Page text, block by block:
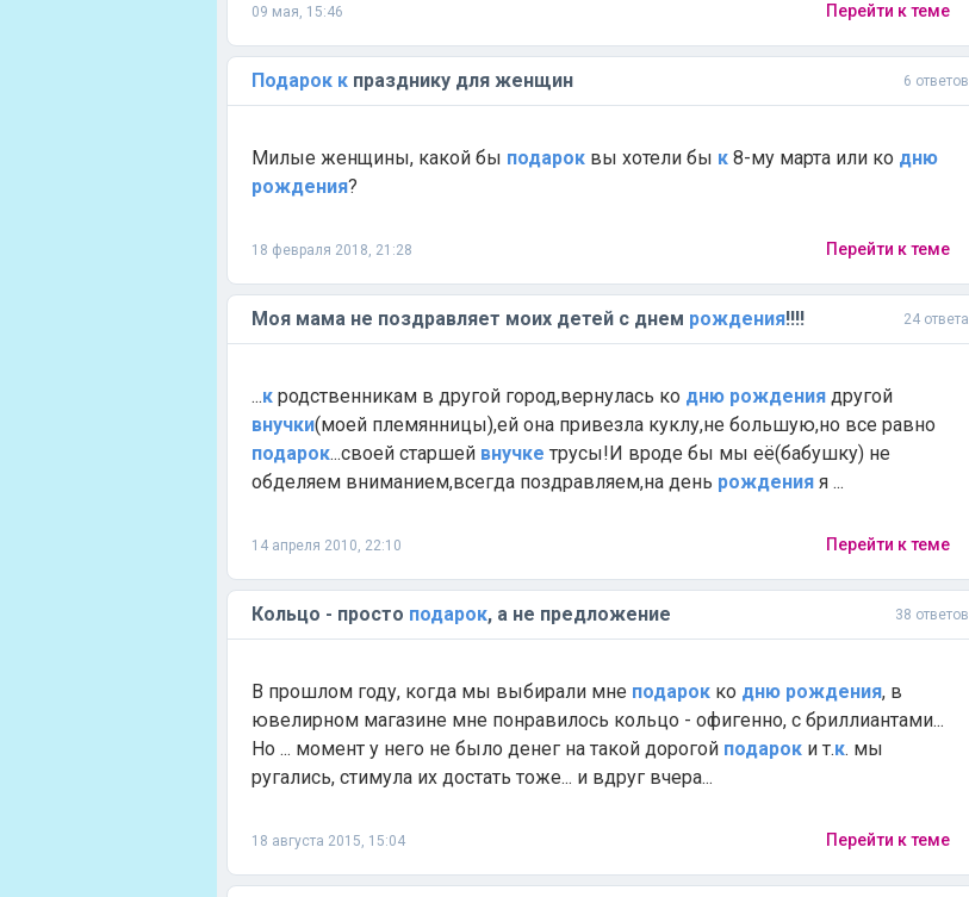
09 мая, 15:46 Перейти к теме
Подарок к празднику для женщин 6 ответов
Милые женщины, какой бы подарок вы хотели бы к 8-му марта или ко дню
рождения?
18 февраля 2018, 21:28 Перейти к теме
Моя мама не поздравляет моих детей с днем рождения!!!! 24 ответа
...к родственникам в другой город,вернулась ко дню рождения другой
внучки(моей племянницы),ей она привезла куклу,не большую,но все равно
подарок...своей старшей внучке трусы!И вроде бы мы её(бабушку) не
обделяем вниманием,всегда поздравляем,на день рождения я ...
14 апреля 2010, 22:10 Перейти к теме
Кольцо - просто подарок, а не предложение 38 ответов
В прошлом году, когда мы выбирали мне подарок ко дню рождения, в
ювелирном магазине мне понравилось кольцо - офигенно, с бриллиантами...
Но ... момент у него не было денег на такой дорогой подарок и т.к. мы
ругались, стимула их достать тоже... и вдруг вчера...
18 августа 2015, 15:04 Перейти к теме